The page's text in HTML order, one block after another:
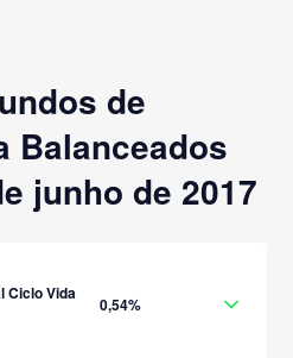
de
Balanceados
junho de 2017
Ciclo Vida
0,54%